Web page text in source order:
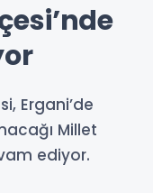
Ergani’de
Millet
ediyor.